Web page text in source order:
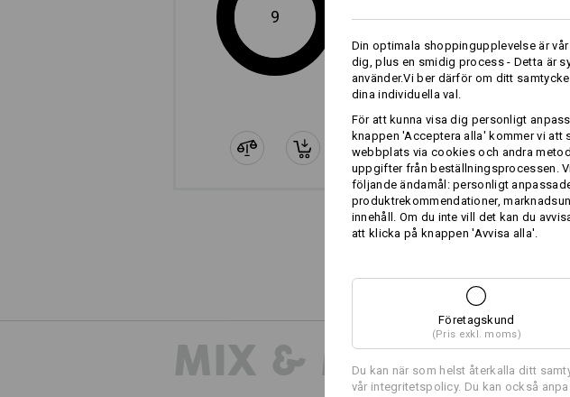
9 8
+2 ytterligare features
MIX & MATCH
Din optimala shoppingupplevelse är
dig, plus en smidig process - Detta är
använder.Vi ber därför om ditt
dina individuella val.
För att kunna visa dig personligt
knappen 'Acceptera alla' kommer vi att
webbplats via cookies och andra
uppgifter från beställningsprocessen.
följande ändamål: personligt
produktrekommendationer,
innehåll. Om du inte vill det kan du
att klicka på knappen 'Avvisa alla'.
Företagskund
(Pris exkl. moms)
Du kan när som helst återkalla ditt
vår integritetspolicy. Du kan också